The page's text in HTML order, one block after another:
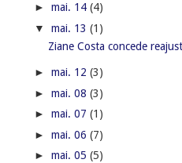
► mai. 14 (4)
▼ mai. 13 (1)
Ziane Costa concede
► mai. 12 (3)
► mai. 08 (3)
► mai. 07 (1)
► mai. 06 (7)
► mai. 05 (5)